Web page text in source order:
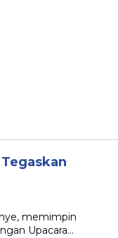
memimpin
Upacara…